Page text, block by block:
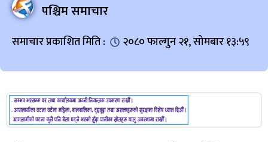
पश्चिम समाचार
समाचार प्रकाशित मिति : २०८० फाल्गुन २१, सोमबार १३:५९